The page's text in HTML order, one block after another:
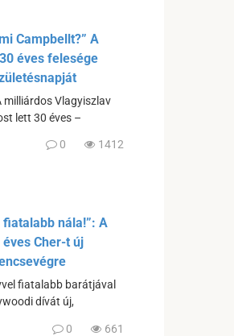
Campbellt?” A
éves felesége
milliárdos Vlagyiszlav
lett 30 éves –
0 1412
fiatalabb nála!”: A
Cher-t új
fiatalabb barátjával
dívát új,
0 661